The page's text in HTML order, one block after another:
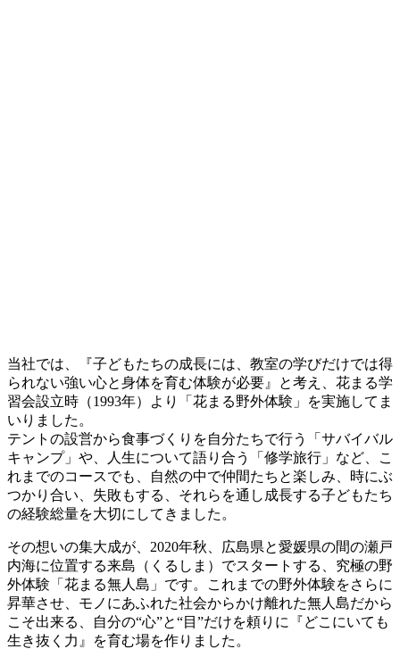
当社では、『子どもたちの成長には、教室の学びだけでは得
られない強い心と身体を育む体験が必要』と考え、花まる学
習会設立時（1993年）より「花まる野外体験」を実施してま
いりました。
テントの設営から食事づくりを自分たちで行う「サバイバル
キャンプ」や、人生について語り合う「修学旅行」など、こ
れまでのコースでも、自然の中で仲間たちと楽しみ、時にぶ
つかり合い、失敗もする、それらを通し成長する子どもたち
の経験総量を大切にしてきました。
その想いの集大成が、2020年秋、広島県と愛媛県の間の瀬戸
内海に位置する来島（くるしま）でスタートする、究極の野
外体験「花まる無人島」です。これまでの野外体験をさらに
昇華させ、モノにあふれた社会からかけ離れた無人島だから
こそ出来る、自分の“心”と“目”だけを頼りに『どこにいても
生き抜く力』を育む場を作りました。